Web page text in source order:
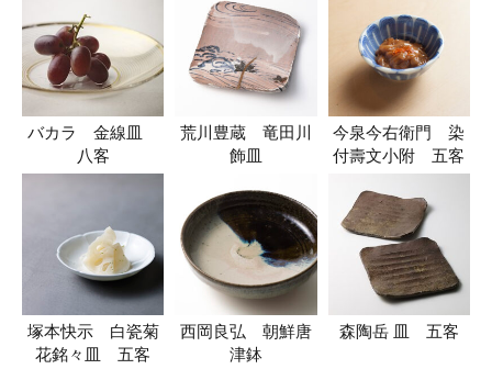
バカラ 金線皿
八客
荒川豊蔵 竜田川
飾皿
今泉今右衛門 染
付壽文小附 五客
塚本快示 白瓷菊
花銘々皿 五客
西岡良弘 朝鮮唐
津鉢
森陶岳 皿 五客